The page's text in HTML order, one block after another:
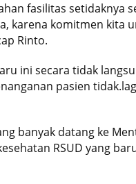
fasilitas setidaknya
karena komitmen kita
Rinto.
ini secara tidak
pasien
banyak datang ke
RSUD yang